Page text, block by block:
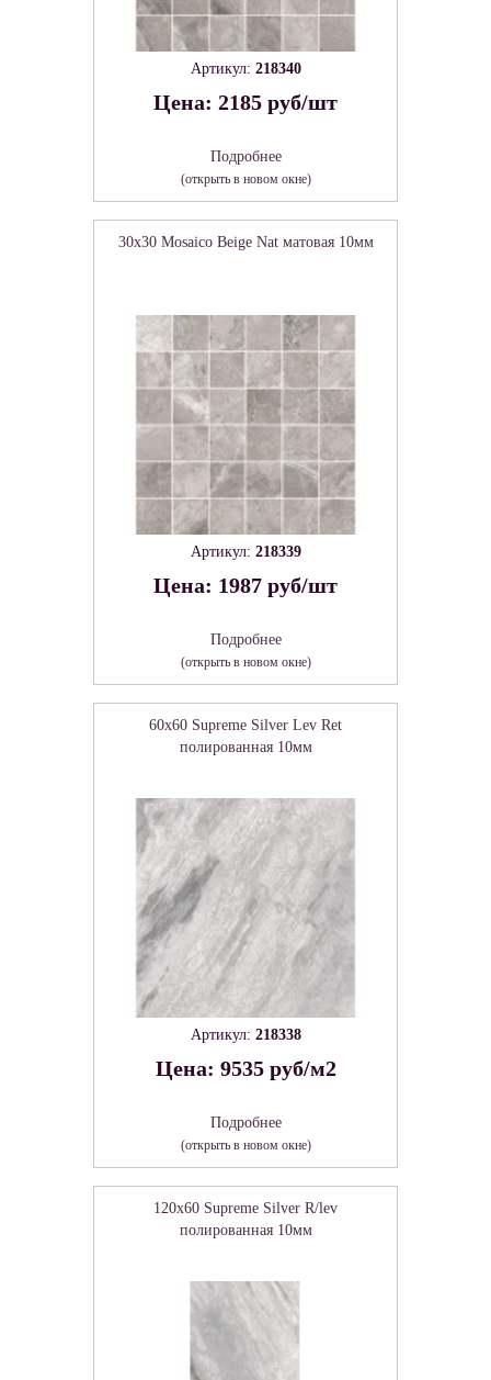
Артикул: 218340
Цена: 2185 руб/шт
Подробнее
(открыть в новом окне)
30x30 Mosaico Beige Nat матовая 10мм
Артикул: 218339
Цена: 1987 руб/шт
Подробнее
(открыть в новом окне)
60x60 Supreme Silver Lev Ret
полированная 10мм
Артикул: 218338
Цена: 9535 руб/м2
Подробнее
(открыть в новом окне)
120x60 Supreme Silver R/lev
полированная 10мм